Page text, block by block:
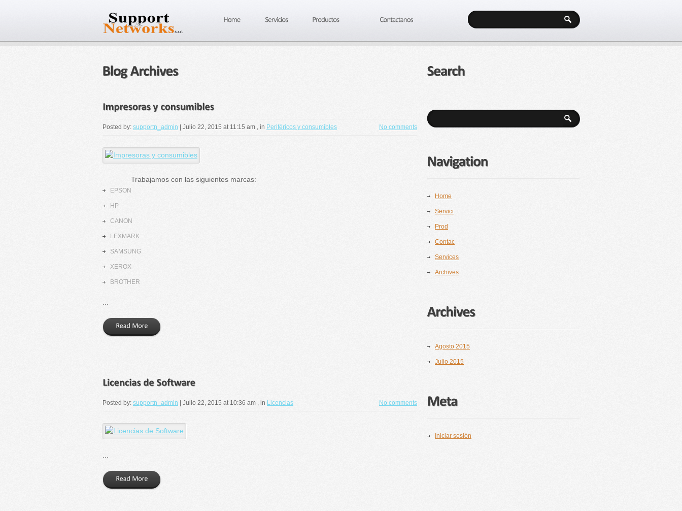
Posted by: supportn_admin Julio 22, 2015 at 11:15 am , in Periféricos y consumibles No comments
Trabajamos con las siguientes marcas:
EPSON
HP
CANON
LEXMARK
SAMSUNG
XEROX
BROTHER
Posted by: supportn_admin Julio 22, 2015 at 10:36 am , in Licencias No comments
Home
Servici
Prod
Contac
Services
Archives
Agosto 2015
Julio 2015
Iniciar sesión